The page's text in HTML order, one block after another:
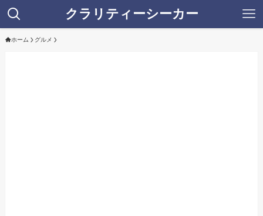
クラリティーシーカー
ホーム グルメ